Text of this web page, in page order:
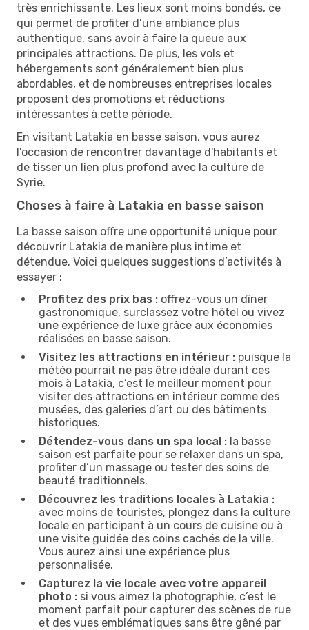
très enrichissante. Les lieux sont moins bondés, ce
qui permet de profiter d’une ambiance plus
authentique, sans avoir à faire la queue aux
principales attractions. De plus, les vols et
hébergements sont généralement bien plus
abordables, et de nombreuses entreprises locales
proposent des promotions et réductions
intéressantes à cette période.
En visitant Latakia en basse saison, vous aurez
l'occasion de rencontrer davantage d'habitants et
de tisser un lien plus profond avec la culture de
Syrie.
Choses à faire à Latakia en basse saison
La basse saison offre une opportunité unique pour
découvrir Latakia de manière plus intime et
détendue. Voici quelques suggestions d’activités à
essayer :
Profitez des prix bas : offrez-vous un dîner
gastronomique, surclassez votre hôtel ou vivez
une expérience de luxe grâce aux économies
réalisées en basse saison.
Visitez les attractions en intérieur : puisque la
météo pourrait ne pas être idéale durant ces
mois à Latakia, c’est le meilleur moment pour
visiter des attractions en intérieur comme des
musées, des galeries d’art ou des bâtiments
historiques.
Détendez-vous dans un spa local : la basse
saison est parfaite pour se relaxer dans un spa,
profiter d’un massage ou tester des soins de
beauté traditionnels.
Découvrez les traditions locales à Latakia :
avec moins de touristes, plongez dans la culture
locale en participant à un cours de cuisine ou à
une visite guidée des coins cachés de la ville.
Vous aurez ainsi une expérience plus
personnalisée.
Capturez la vie locale avec votre appareil
photo : si vous aimez la photographie, c’est le
moment parfait pour capturer des scènes de rue
et des vues emblématiques sans être gêné par